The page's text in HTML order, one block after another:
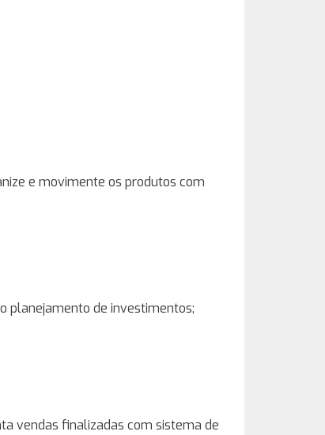
e movimente os produtos com
planejamento de investimentos;
vendas finalizadas com sistema de